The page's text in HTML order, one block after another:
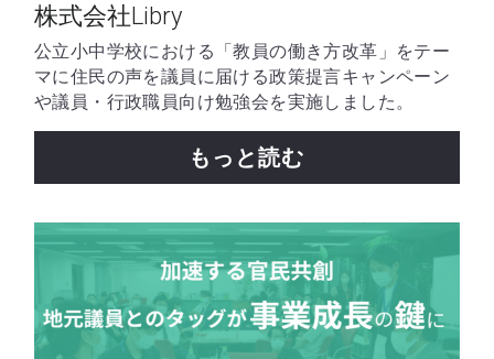
株式会社Libry
公立小中学校における「教員の働き方改革」をテー
マに住民の声を議員に届ける政策提言キャンペーン
や議員・行政職員向け勉強会を実施しました。
もっと読む